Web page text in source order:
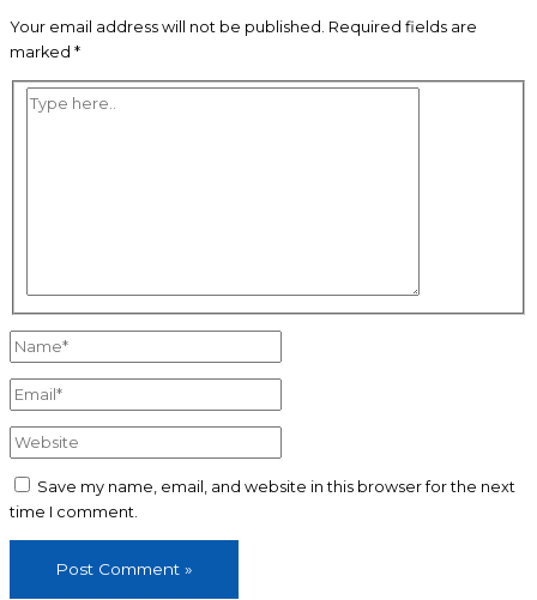
Your email address will not be published. Required fields are
marked *
Type
Name*
Email*
Website
Save my name, email, and website in this browser for the next
time I comment.